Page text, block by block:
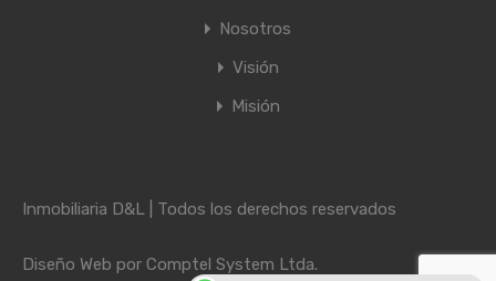
Nosotros
Visión
Misión
Inmobiliaria D&L | Todos los derechos reservados
Diseño Web por Comptel System Ltda.